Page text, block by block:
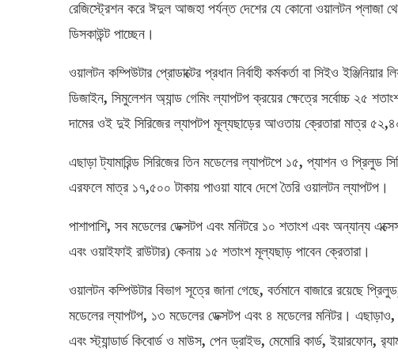
রেজিস্ট্রেশন করে ঈদুল আজহা পর্যন্ত দেশের যে কোনো ওয়ালটন প্লাজা
ডিসকাউন্ট পাচ্ছেন।
ওয়ালটন কম্পিউটার প্রোডাক্টের প্রধান নির্বাহী কর্মকর্তা বা সিইও
ডিজাইন, সিমুলেশন অ্যান্ড গেমিং ল্যাপটপ ক্রয়ের ক্ষেত্রে সর্বোচ্চ ২৫
দামের ওই দুই সিরিজের ল্যাপটপ মূল্যছাড়ের আওতায় ক্রেতারা মাত্র ৫২,
এছাড়া ট্যামারিন্ড সিরিজের তিন মডেলের ল্যাপটপে ১৫, প্যাশন ও প্রিলুড
এরফলে মাত্র ১৭,৫০০ টাকায় পাওয়া যাবে দেশে তৈরি ওয়ালটন ল্যাপটপ।
পাশাপাশি, সব মডেলের ডেক্সটপ এবং মনিটরে ১০ শতাংশ এবং অন্যান্য
এবং ওয়াইফাই রাউটার) কেনায় ১৫ শতাংশ মূল্যছাড় পাবেন ক্রেতারা।
ওয়ালটন কম্পিউটার বিভাগ সূত্রে জানা গেছে, বর্তমানে বাজারে রয়েছে প্রিলুড
মডেলের ল্যাপটপ, ১৩ মডেলের ডেক্সটপ এবং ৪ মডেলের মনিটর। এছাড়াও,
এবং স্ট্যান্ডার্ড কিবোর্ড ও মাউস, পেন ড্রাইভ, মেমোরি কার্ড, ইয়ারফোন,